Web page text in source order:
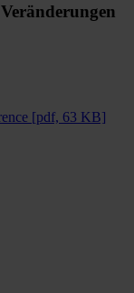
[pdf, 63 KB]